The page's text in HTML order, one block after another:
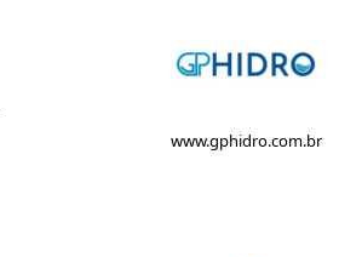
www.gphidro.com.br